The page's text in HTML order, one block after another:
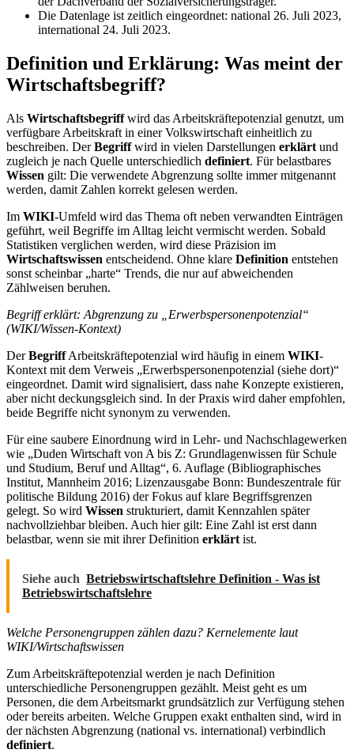
Die Datenlage ist zeitlich eingeordnet: national 26. Juli 2023,
international 24. Juli 2023.
Definition und Erklärung: Was meint der
Wirtschaftsbegriff?
Als Wirtschaftsbegriffwird das Arbeitskräftepotenzial genutzt, um
verfügbare Arbeitskraft in einer Volkswirtschaft einheitlich zu
beschreiben. DerBegriffwird in vielen Darstellungen erklärt und
zugleich je nach Quelle unterschiedlich definiert. Für belastbares
Wissen gilt: Die verwendete Abgrenzung sollte immer mitgenannt
werden, damit Zahlen korrekt gelesen werden.
Im WIKI-Umfeld wird das Thema oft neben verwandten Einträgen
geführt, weil Begriffe im Alltag leicht vermischt werden. Sobald
Statistiken verglichen werden, wird diese Präzision im
Wirtschaftswissen entscheidend. Ohne klare Definition entstehen
sonst scheinbar „harte“ Trends, die nur auf abweichenden
Zählweisen beruhen.
Begriff erklärt: Abgrenzung zu „Erwerbspersonenpotenzial“
(WIKI/Wissen-Kontext)
DerBegriffArbeitskräftepotenzial wird häufig in einem WIKI-
Kontext mit dem Verweis „Erwerbspersonenpotenzial (siehe dort)“
eingeordnet. Damit wird signalisiert, dass nahe Konzepte existieren,
aber nicht deckungsgleich sind. In der Praxis wird daher empfohlen,
beide Begriffe nicht synonym zu verwenden.
Für eine saubere Einordnung wird in Lehr- und Nachschlagewerken
wie „Duden Wirtschaft von A bis Z: Grundlagenwissen für Schule
und Studium, Beruf und Alltag“, 6. Auflage (Bibliographisches
Institut, Mannheim 2016; Lizenzausgabe Bonn: Bundeszentrale für
politische Bildung 2016) der Fokus auf klare Begriffsgrenzen
gelegt. So wird Wissen strukturiert, damit Kennzahlen später
nachvollziehbar bleiben. Auch hier gilt: Eine Zahl ist erst dann
belastbar, wenn sie mit ihrer Definition erklärt ist.
Siehe auch Betriebswirtschaftslehre Definition - Was ist
Betriebswirtschaftslehre
Welche Personengruppen zählen dazu? Kernelemente laut
WIKI/Wirtschaftswissen
Zum Arbeitskräftepotenzial werden je nach Definition
unterschiedliche Personengruppen gezählt. Meist geht es um
Personen, die dem Arbeitsmarkt grundsätzlich zur Verfügung stehen
oder bereits arbeiten. Welche Gruppen exakt enthalten sind, wird in
der nächsten Abgrenzung (national vs. international) verbindlich
definiert.